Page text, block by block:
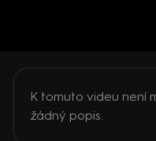
K tomuto videu není
žádný popis.